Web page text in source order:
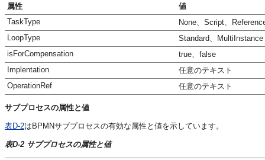
属性
値
TaskType
None、Script、
LoopType
Standard、MultiInstance
isForCompensation
true、false
Implentation
任意のテキスト
OperationRef
任意のテキスト
サブプロセスの属性と値
表D-2はBPMNサブプロセスの有効な属性と値を示しています。
表D-2 サブプロセスの属性と値